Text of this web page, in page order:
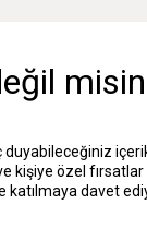
duyabileceğiniz
kişiye özel
katılmaya davet